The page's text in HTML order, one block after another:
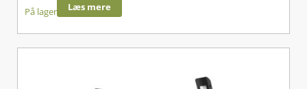
På lager Læs mere